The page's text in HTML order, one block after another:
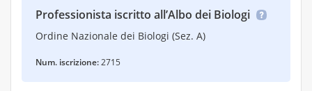
Professionista iscritto all’Albo dei Biologi
Ordine Nazionale dei Biologi (Sez. A)
Num. iscrizione:2715